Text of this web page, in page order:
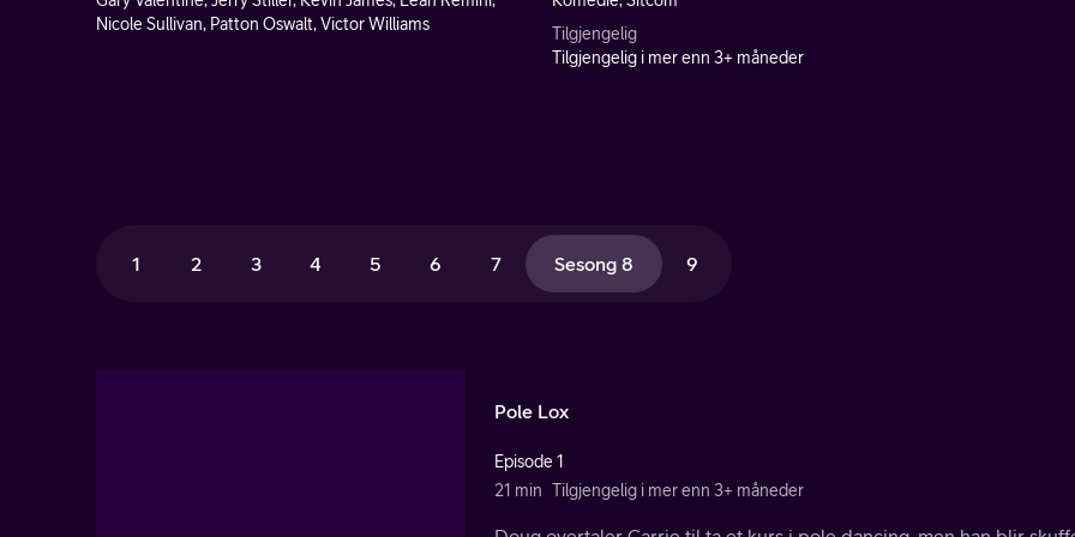
Nicole Sullivan, Patton Oswalt, Victor Williams
Tilgjengelig
Tilgjengelig i mer enn 3+ måneder
1 2 3 4 5 6 7 Sesong 8 9
Pole Lox
Episode 1
21 min Tilgjengelig i mer enn 3+ måneder